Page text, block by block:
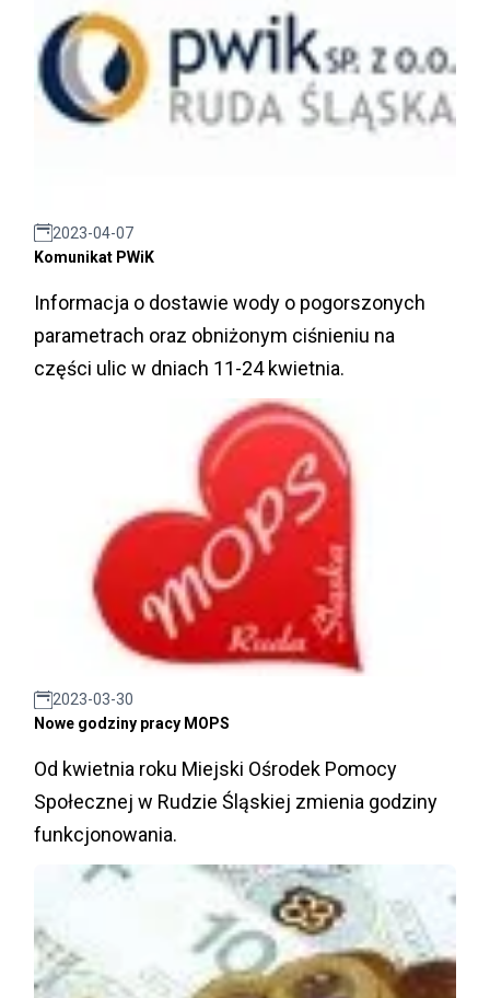
2023-04-07
Komunikat PWiK
Informacja o dostawie wody o pogorszonych
parametrach oraz obniżonym ciśnieniu na
części ulic w dniach 11-24 kwietnia.
2023-03-30
Nowe godziny pracy MOPS
Od kwietnia roku Miejski Ośrodek Pomocy
Społecznej w Rudzie Śląskiej zmienia godziny
funkcjonowania.